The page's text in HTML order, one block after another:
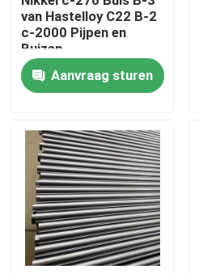
Huis
Ongeveer ons
Fabrieksreis
Kwaliteitscontrole
van Hastelloy C22 B-2
c-2000 Pijpen en
Buizen
Aanvraag sturen